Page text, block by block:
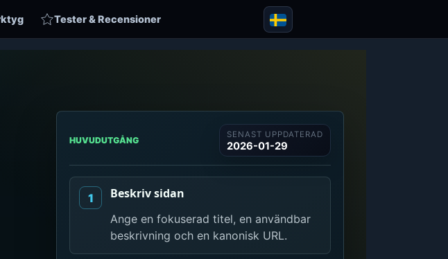
Tester & Recensioner
HUVUDUTGÅNG
SENAST UPPDATERAD
2026-01-29
Beskriv sidan
Ange en fokuserad titel, en användbar
beskrivning och en kanonisk URL.